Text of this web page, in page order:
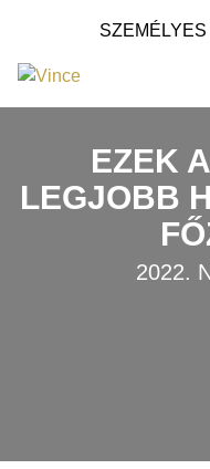
Tovább a tartalomhoz
SZEMÉLYES
EZEK
LEGJOBB
2022.